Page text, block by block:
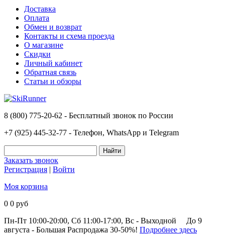
Доставка
Оплата
Обмен и возврат
Контакты и схема проезда
О магазине
Скидки
Личный кабинет
Обратная связь
Статьи и обзоры
8 (800) 775-20-62 - Бесплатный звонок по России
+7 (925) 445-32-77 - Телефон, WhatsApp и Telegram
Заказать звонок
Регистрация | Войти
Моя корзина
0 0 руб
Пн-Пт 10:00-20:00, Сб 11:00-17:00, Вс - Выходной
До 9
августа - Большая Распродажа 30-50%! Подробнее здесь